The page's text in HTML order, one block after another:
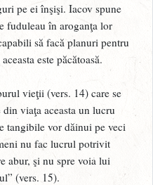
pe ei înşişi. Iacov spune
fuduleau în aroganţa lor
să facă planuri pentru
este păcătoasă.
vieţii (vers. 14) care se
viaţa aceasta un lucru
tangibile vor dăinui pe veci
nu fac lucrul potrivit
abur, şi nu spre voia lui
(vers. 15).